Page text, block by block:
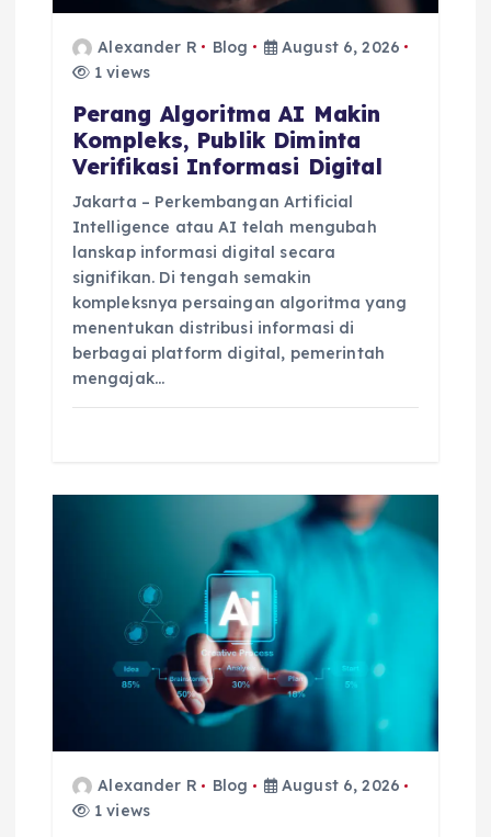
n
Alexander R Blog
August 6, 2026
1 views
Perang Algoritma AI Makin
Kompleks, Publik Diminta
Verifikasi Informasi Digital
Jakarta – Perkembangan Artificial
Intelligence atau AI telah mengubah
lanskap informasi digital secara
signifikan. Di tengah semakin
kompleksnya persaingan algoritma yang
menentukan distribusi informasi di
berbagai platform digital, pemerintah
mengajak…
Alexander R Blog
August 6, 2026
1 views